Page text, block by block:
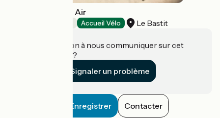
Domaine de Bel Air
Accueil Vélo Le Bastit
Une information à nous communiquer sur cet
établissement ?
Signaler un problème
Enregistrer Contacter